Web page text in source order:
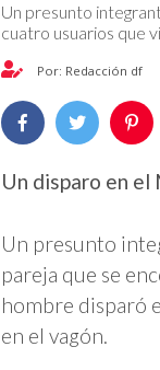
Un presunto
cuatro usuarios que
Por: Redacción df
Un disparo en el
Un presunto
pareja que se
hombre disparó
en el vagón.